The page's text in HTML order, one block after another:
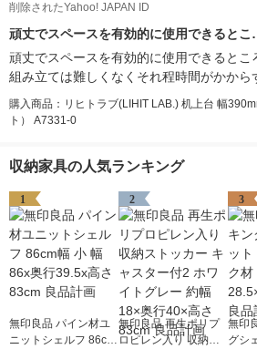
削除されたYahoo! JAPAN ID
頑丈でスペースを有効的に使用できると
頑丈でスペースを有効的に使用できるとこ
組み立ては難しくなくそれ程時間がかから
購入商品：リヒトラブ(LIHIT LAB.) 机上台 幅
ト） A7331-0
収納家具の人気ランキング
1
無印良品 パイン材ユ
ニットシェルフ 86cm
2
無印良品 再生ポリプ
ロピレン入り 収納ス
3
無印
グシ